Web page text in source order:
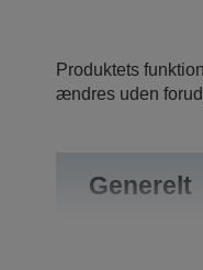
Produktets
ændres uden
Generelt